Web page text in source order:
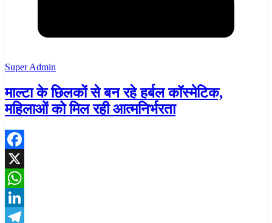
Super Admin
माल्टा के छिलकों से बन रहे हर्बल कॉस्मेटिक,
महिलाओं को मिल रही आत्मनिर्भरता
Facebook
X
WhatsApp
LinkedIn